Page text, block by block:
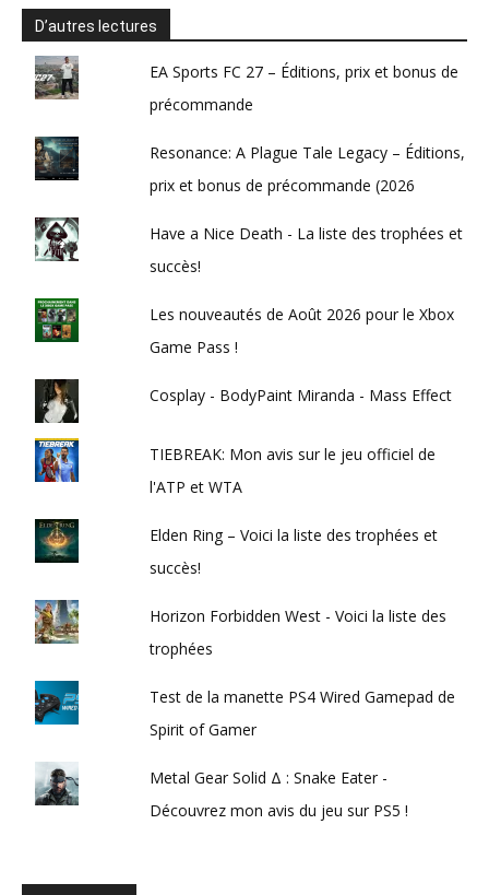
D’autres lectures
EA Sports FC 27 – Éditions, prix et bonus de
précommande
Resonance: A Plague Tale Legacy – Éditions,
prix et bonus de précommande (2026
Have a Nice Death - La liste des trophées et
succès!
Les nouveautés de Août 2026 pour le Xbox
Game Pass !
Cosplay - BodyPaint Miranda - Mass Effect
TIEBREAK: Mon avis sur le jeu officiel de
l'ATP et WTA
Elden Ring – Voici la liste des trophées et
succès!
Horizon Forbidden West - Voici la liste des
trophées
Test de la manette PS4 Wired Gamepad de
Spirit of Gamer
Metal Gear Solid Δ : Snake Eater -
Découvrez mon avis du jeu sur PS5 !